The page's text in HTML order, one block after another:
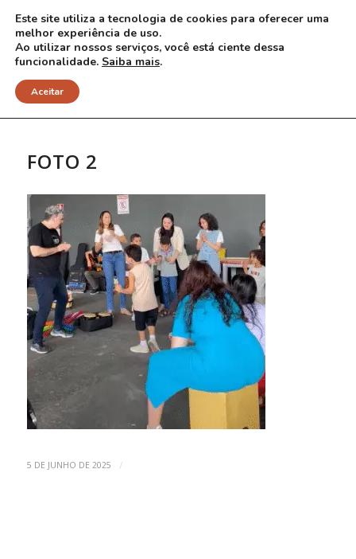
NOTÍCIAS
FOTO 2
5 DE JUNHO DE 2025 /
Este site utiliza a tecnologia de cookies para oferecer uma
melhor experiência de uso.
Ao utilizar nossos serviços, você está ciente dessa
funcionalidade. Saiba mais.
Aceitar